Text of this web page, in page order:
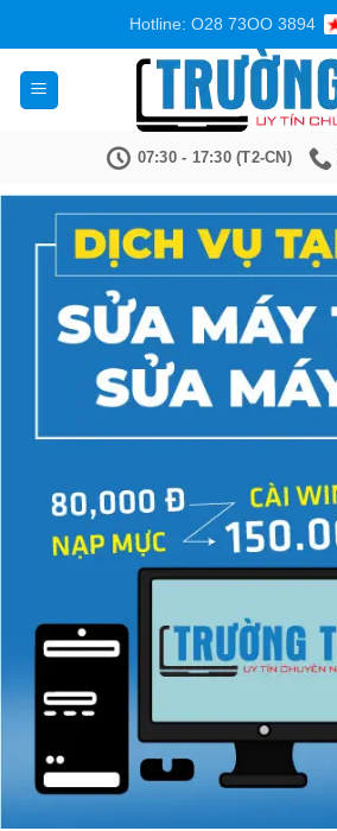
nội
dung
Hotline: O28 73OO 3894
07:30 - 17:30 (T2-CN)